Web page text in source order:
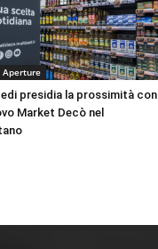
Aperture
presidia la prossimità con
Market Decò nel